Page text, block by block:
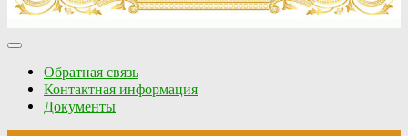
Обратная связь
Контактная информация
Документы